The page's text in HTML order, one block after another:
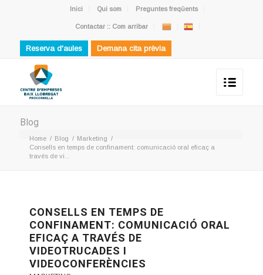
Inici Qui som Preguntes freqüents
Contactar :: Com arribar
Reserva d'aules Demana cita prèvia
Blog
Home / Blog / Marketing /
Consells en temps de confinament: comunicació oral eficaç a
través de vi...
CONSELLS EN TEMPS DE
CONFINAMENT: COMUNICACIÓ ORAL
EFICAÇ A TRAVÉS DE
VIDEOTRUCADES I
VIDEOCONFERÈNCIES